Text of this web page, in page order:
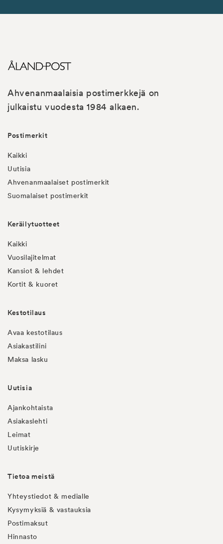
Ahvenanmaalaisia postimerkkejä on
julkaistu vuodesta 1984 alkaen.
Postimerkit
Kaikki
Uutisia
Ahvenanmaalaiset postimerkit
Suomalaiset postimerkit
Keräilytuotteet
Kaikki
Vuosilajitelmat
Kansiot & lehdet
Kortit & kuoret
Kestotilaus
Avaa kestotilaus
Asiakastilini
Maksa lasku
Uutisia
Ajankohtaista
Asiakaslehti
Leimat
Uutiskirje
Tietoa meistä
Yhteystiedot & medialle
Kysymyksiä & vastauksia
Postimaksut
Hinnasto